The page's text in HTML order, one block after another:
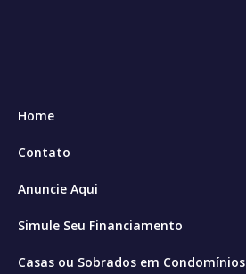
Home
Contato
Anuncie Aqui
Simule Seu Financiamento
Casas ou Sobrados em Condomínios